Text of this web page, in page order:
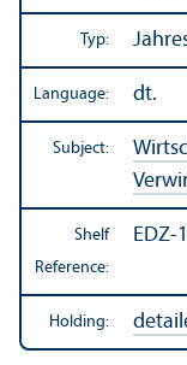
Typ:
Language: dt.
Subject:
Shelf
Reference:
EDZ-
Holding: